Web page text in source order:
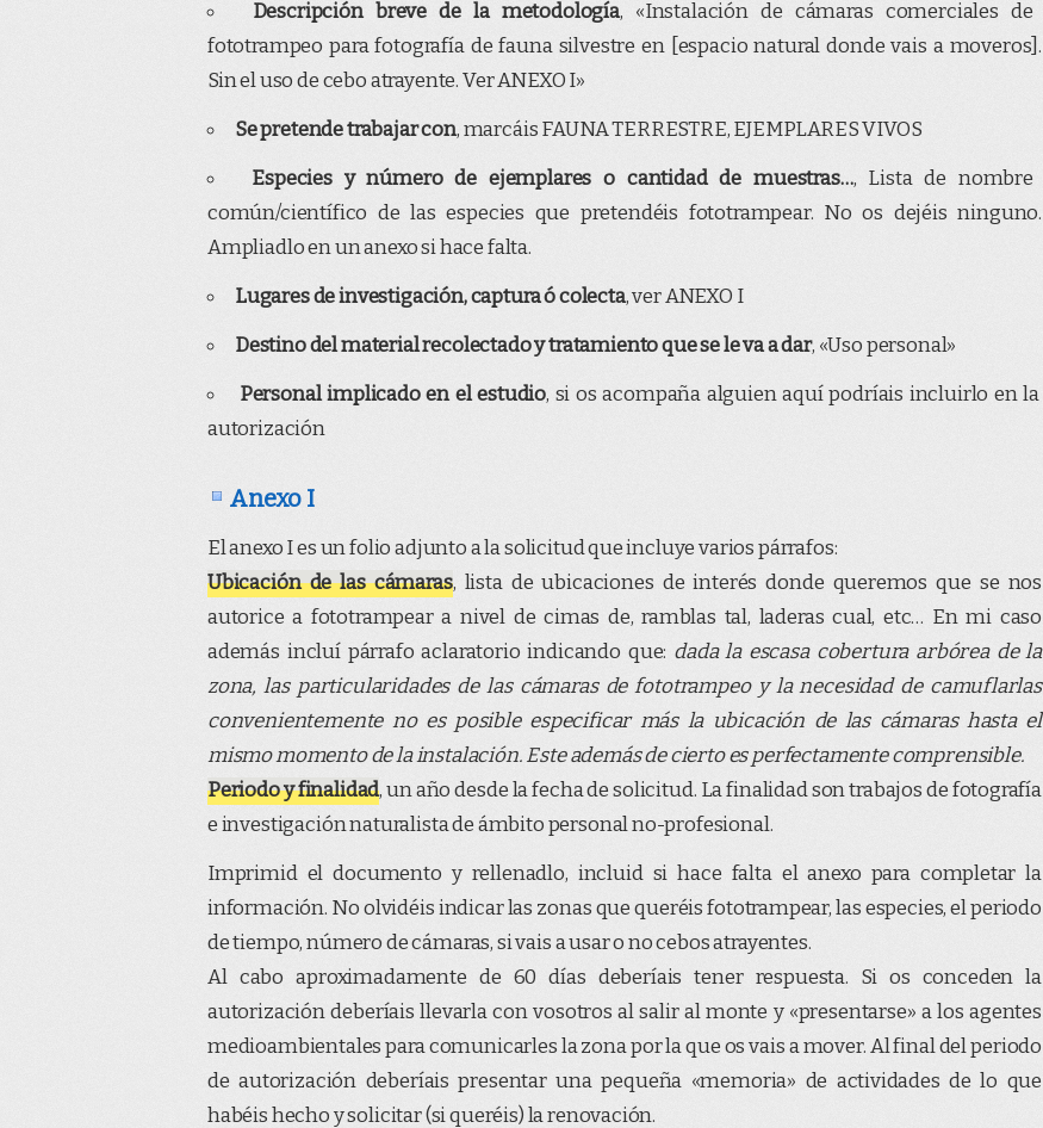
Descripción breve de la metodología, «Instalación de cámaras comerciales de
fototrampeo para fotografía de fauna silvestre en [espacio natural donde vais a moveros].
Sin el uso de cebo atrayente. Ver ANEXO I»
Se pretende trabajar con, marcáis FAUNA TERRESTRE, EJEMPLARES VIVOS
Especies y número de ejemplares o cantidad de muestras…, Lista de nombre
común/científico de las especies que pretendéis fototrampear. No os dejéis ninguno.
Ampliadlo en un anexo si hace falta.
Lugares de investigación, captura ó colecta, ver ANEXO I
Destino del material recolectado y tratamiento que se le va a dar, «Uso personal»
Personal implicado en el estudio, si os acompaña alguien aquí podríais incluirlo en la
autorización
Anexo I
El anexo I es un folio adjunto a la solicitud que incluye varios párrafos:
Ubicación de las cámaras, lista de ubicaciones de interés donde queremos que se nos
autorice a fototrampear a nivel de cimas de, ramblas tal, laderas cual, etc… En mi caso
además incluí párrafo aclaratorio indicando que: dada la escasa cobertura arbórea de la
zona, las particularidades de las cámaras de fototrampeo y la necesidad de camuflarlas
convenientemente no es posible especificar más la ubicación de las cámaras hasta el
mismo momento de la instalación. Este además de cierto es perfectamente comprensible.
Periodo y finalidad, un año desde la fecha de solicitud. La finalidad son trabajos de fotografía
e investigación naturalista de ámbito personal no-profesional.
Imprimid el documento y rellenadlo, incluid si hace falta el anexo para completar la
información. No olvidéis indicar las zonas que queréis fototrampear, las especies, el periodo
de tiempo, número de cámaras, si vais a usar o no cebos atrayentes.
Al cabo aproximadamente de 60 días deberíais tener respuesta. Si os conceden la
autorización deberíais llevarla con vosotros al salir al monte y «presentarse» a los agentes
medioambientales para comunicarles la zona por la que os vais a mover. Al final del periodo
de autorización deberíais presentar una pequeña «memoria» de actividades de lo que
habéis hecho y solicitar (si queréis) la renovación.